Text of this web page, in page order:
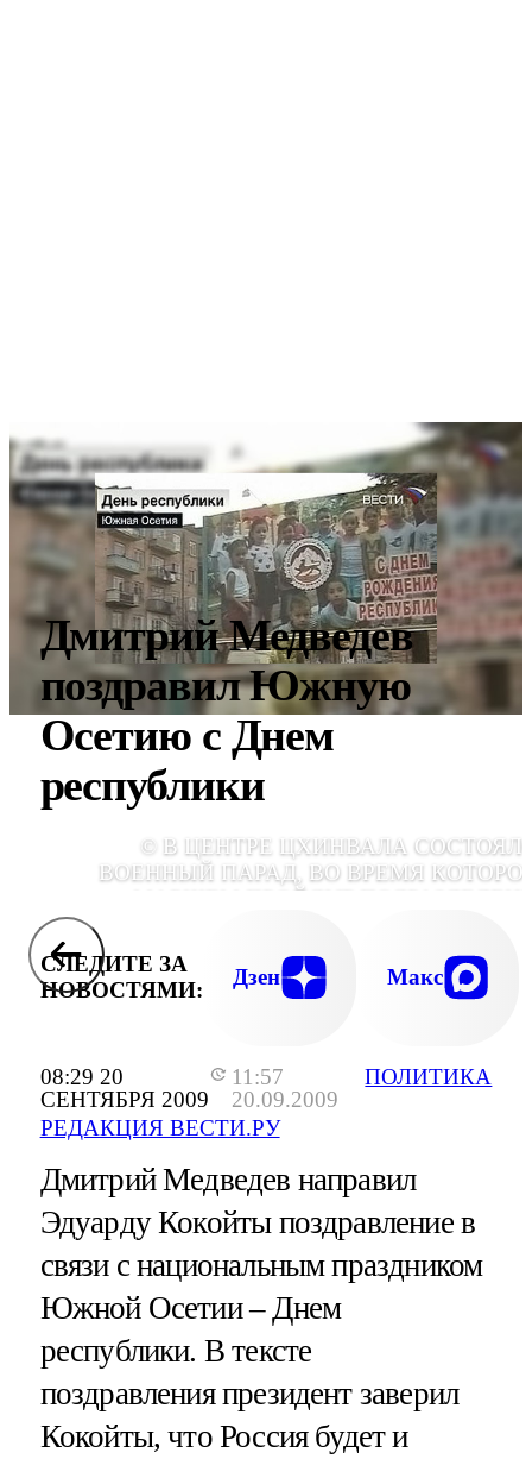
08:29 20
СЕНТЯБРЯ 2009
11:57
20.09.2009
РЕДАКЦИЯ ВЕСТИ.РУ
ПОЛИТИКА
Дмитрий Медведев
поздравил Южную
Осетию с Днем
республики
© В ЦЕНТРЕ ЦХИНВАЛА
ВОЕННЫЙ ПАРАД, ВО ВРЕМЯ
МАРШЕМ ПРОЙДУТ
МИНИСТЕРСТВА ОБОРОНЫ,
СЛУЖБЫ И
СЛЕДИТЕ ЗА
НОВОСТЯМИ:
Дзен Макс
Дмитрий Медведев направил
Эдуарду Кокойты поздравление в
связи с национальным праздником
Южной Осетии – Днем
республики. В тексте
поздравления президент заверил
Кокойты, что Россия будет и